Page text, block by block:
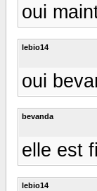
oui
lebio14
oui
bevanda
elle est
lebio14